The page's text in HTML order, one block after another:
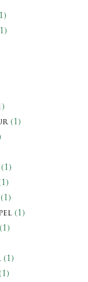
(1)
(1)
(1)
(1)
(1)
(1)
(1)